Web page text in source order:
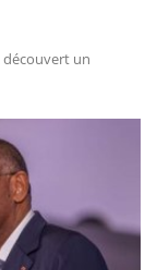
découvert un